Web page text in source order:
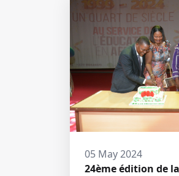
05 May 2024
24ème édition de